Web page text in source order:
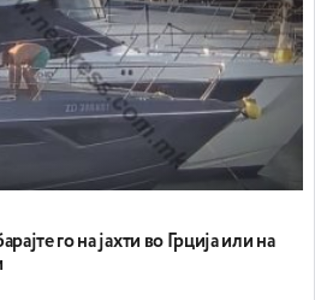
го на јахти во Грција или на